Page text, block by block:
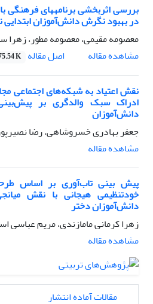
بررسی اثربخشی برنامههای فرهنگی
در بهبود نگرش دانش‌آموزان
معصومه مقیمی، معصومه مطور،
مشاهده مقاله
اصل مقاله K
نقش اعتیاد به شبکه‌های اجتماعی
ادراک سبک والدگری بر
دانش‌آموزان
جعفر بهادری خسروشاهی، رضا
مشاهده مقاله
پیش بینی تاب‌آوری بر اساس
خودتنظیمی هیجانی با نقش
دانش‌آموزان دختر
زهرا کرمانی مامازندی، مریم عباسی
مشاهده مقاله
مقالات آماده انتشار